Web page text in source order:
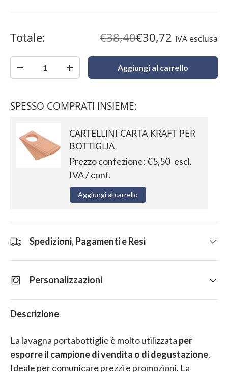
Totale: €38,40€30,72 IVA esclusa
+ Aggiungi al carrello
SPESSO COMPRATI INSIEME:
CARTELLINI CARTA KRAFT PER
BOTTIGLIA
Prezzo confezione:€5,50 escl.
IVA / conf.
Aggiungi al carrello
Spedizioni, Pagamenti e Resi
Personalizzazioni
Descrizione
La lavagna portabottiglie è molto utilizzata per
esporre il campione di vendita o di degustazione.
Ideale per comunicare prezzi e promozioni. La